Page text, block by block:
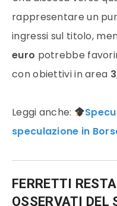
rappresentare un
ingressi sul titolo,
euro potrebbe
con obiettivi in area
Leggi anche:
speculazione in
FERRETTI
OSSERVATI DEL